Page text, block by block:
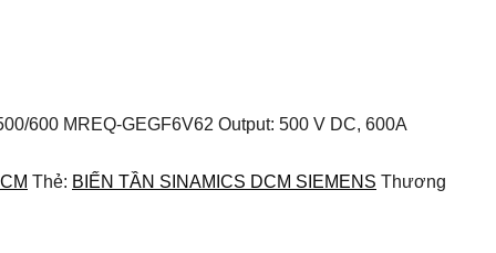
600 MREQ-GEGF6V62 Output: 500 V DC, 600A
Thẻ: BIẾN TẦN SINAMICS DCM SIEMENS Thương